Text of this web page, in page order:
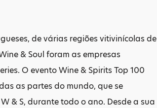
de várias regiões vitivinícolas de
& Soul foram as empresas
O evento Wine & Spirits Top 100
as partes do mundo, que se
& S, durante todo o ano. Desde a sua